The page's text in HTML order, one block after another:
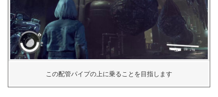
この配管パイプの上に乗ることを目指します